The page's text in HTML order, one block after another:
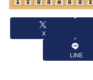
X
LINE